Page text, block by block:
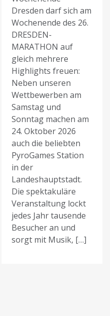
Dresden darf sich am
Wochenende des 26.
DRESDEN-
MARATHON auf
gleich mehrere
Highlights freuen:
Neben unseren
Wettbewerben am
Samstag und
Sonntag machen am
24. Oktober 2026
auch die beliebten
PyroGames Station
in der
Landeshauptstadt.
Die spektakuläre
Veranstaltung lockt
jedes Jahr tausende
Besucher an und
sorgt mit Musik, […]